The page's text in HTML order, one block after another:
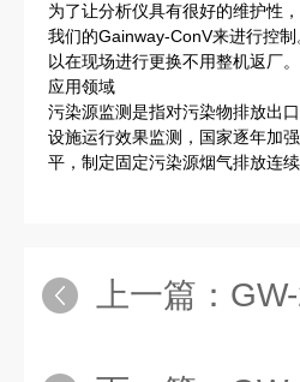
为了让分析仪具有很好的维护性
我们的Gainway-ConV来进行控
以在现场进行更换不用整机返厂。
应用领域
污染源监测是指对污染物排放出
设施运行效果监测，国家逐年加
平，制定固定污染源烟气排放连续
上一篇：